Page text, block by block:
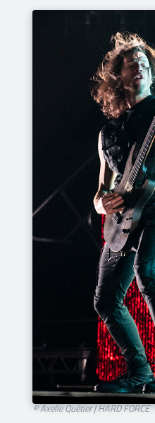
© Axelle Quétier | HARD FORCE